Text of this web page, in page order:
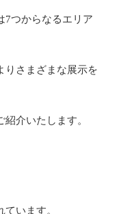
7つからなるエリア
りさまざまな展示を
介いたします。
います。